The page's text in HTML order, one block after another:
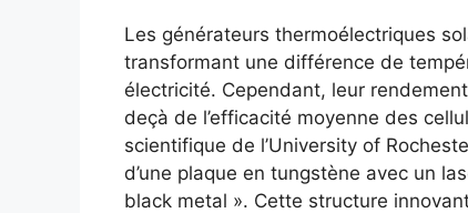
Les générateurs thermoélectriques
transformant une différence de
électricité. Cependant, leur
deçà de l’efficacité moyenne des
scientifique de l’University of
d’une plaque en tungstène avec un
black metal ». Cette structure